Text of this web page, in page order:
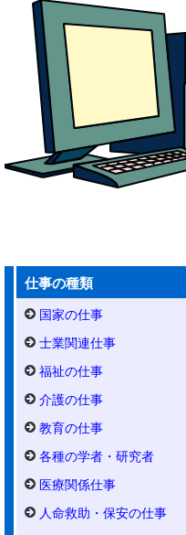
仕事の種類
国家の仕事
士業関連仕事
福祉の仕事
介護の仕事
教育の仕事
各種の学者・研究者
医療関係仕事
人命救助・保安の仕事